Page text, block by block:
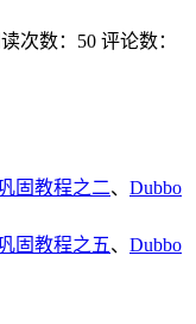
次数： 50 评论数：
固教程之二、 Dubbo
固教程之五、 Dubbo